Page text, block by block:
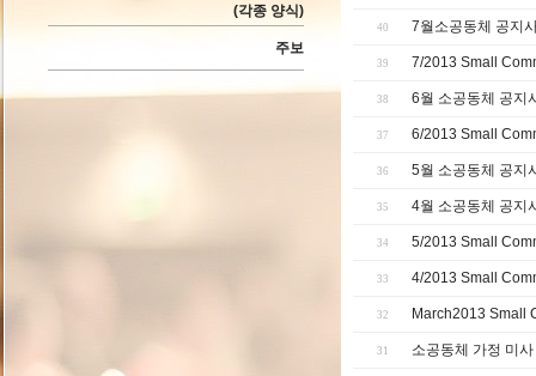
(각종 양식)
주보
40 7월소공동체 공지
39 7/2013 Small
38 6월 소공동체 공지
37 6/2013 Small
36 5월 소공동체 공지
35 4월 소공동체 공지
34 5/2013 Small
33 4/2013 Small
32 March2013 Small
31 소공동체 가정 미